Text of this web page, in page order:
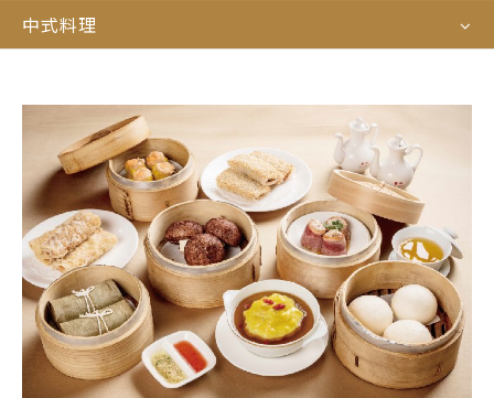
中式料理